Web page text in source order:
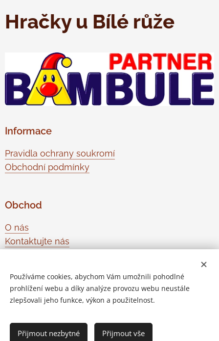
Do košíku
Hračky u Bílé růže
Informace
Pravidla ochrany soukromí
Obchodní podmínky
Obchod
O nás
Kontaktujte nás
Vytvořeno službouWebnode Cookies
Používáme cookies, abychom Vám umožnili pohodlné
prohlížení webu a díky analýze provozu webu neustále
zlepšovali jeho funkce, výkon a použitelnost.
Přijmout nezbytné Přijmout vše